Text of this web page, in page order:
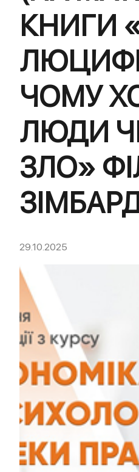
КНИГИ
ЧОМУ
ЛЮДИ
ЗЛО»
29.10.2025